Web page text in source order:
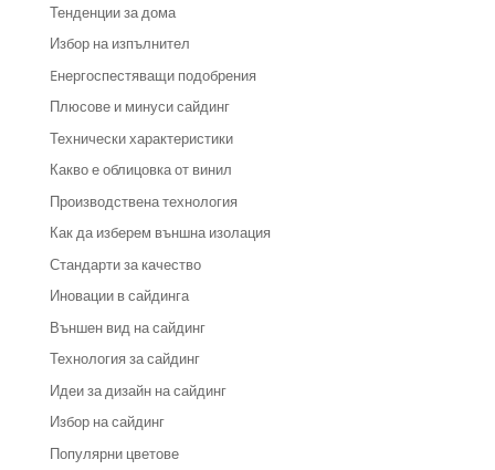
Тенденции за дома
Избор на изпълнител
Eнергоспестяващи подобрения
Плюсове и минуси сайдинг
Технически характеристики
Какво е облицовка от винил
Производствена технология
Как да изберем външна изолация
Стандарти за качество
Иновации в сайдинга
Външен вид на сайдинг
Технология за сайдинг
Идеи за дизайн на сайдинг
Избор на сайдинг
Популярни цветове